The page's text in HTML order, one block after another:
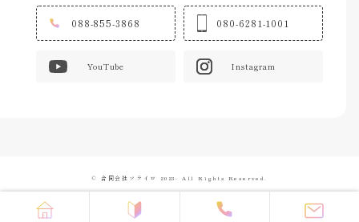
088-855-3868 080-6281-1001
YouTube Instagram
© 合同会社ソライロ 2023- All Rights Reserved.